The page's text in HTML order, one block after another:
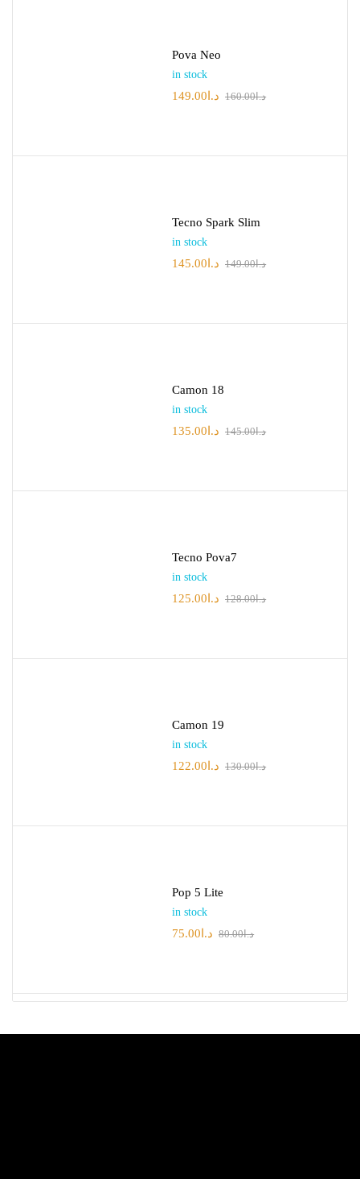
Pova Neo
in stock
د.ا160.00 د.ا 149.00
Tecno Spark Slim
in stock
د.ا149.00 د.ا 145.00
Camon 18
in stock
د.ا145.00 د.ا 135.00
Tecno Pova7
in stock
د.ا128.00 د.ا 125.00
Camon 19
in stock
د.ا130.00 د.ا 122.00
Pop 5 Lite
in stock
د.ا80.00 د.ا 75.00